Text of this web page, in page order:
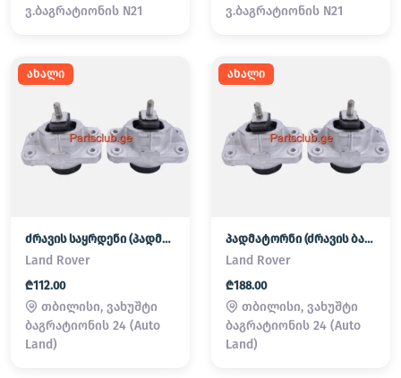
ვ.ბაგრატიონის N21
ვ.ბაგრატიონის N21
ახალი
ძრავის საყრდენი (პადმატორნი)
Land Rover
₾112.00
თბილისი, ვახუშტი
ბაგრატიონის 24 (Auto
Land)
ახალი
პადმატორნი (ძრავის ბალიში) LAND ROVER
Land Rover
₾188.00
თბილისი, ვახუშტი
ბაგრატიონის 24 (Auto
Land)